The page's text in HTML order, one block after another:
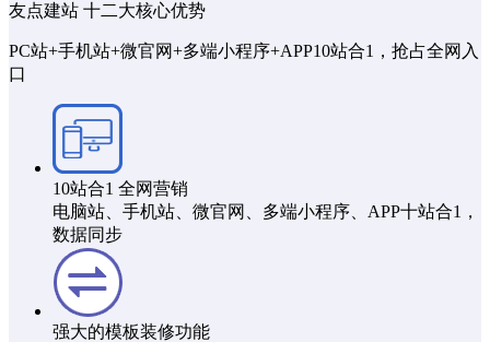
友点建站 十二大核心优势
PC站+手机站+微官网+多端小程序+APP10站合1，抢占全网入
口
10站合1 全网营销
电脑站、手机站、微官网、多端小程序、APP十站合1，
数据同步
强大的模板装修功能